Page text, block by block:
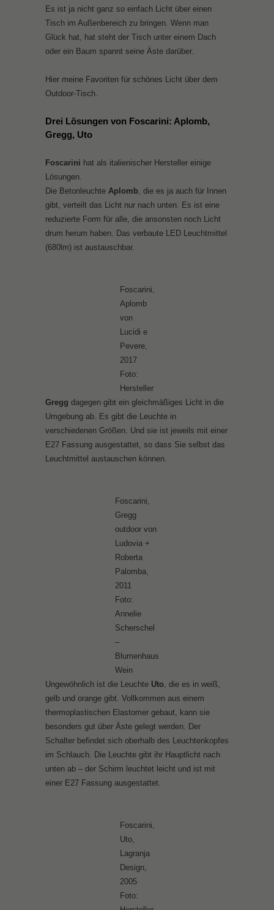
Es ist ja nicht ganz so einfach Licht über einen
Tisch im Außenbereich zu bringen. Wenn man
Glück hat, hat steht der Tisch unter einem Dach
oder ein Baum spannt seine Äste darüber.
Hier meine Favoriten für schönes Licht über dem
Outdoor-Tisch.
Drei Lösungen von Foscarini: Aplomb,
Gregg, Uto
Foscarini hat als italienischer Hersteller einige
Lösungen.
Die Betonleuchte Aplomb , die es ja auch für Innen
gibt, verteilt das Licht nur nach unten. Es ist eine
reduzierte Form für alle, die ansonsten noch Licht
drum herum haben. Das verbaute LED Leuchtmittel
(680lm) ist austauschbar.
Foscarini,
Aplomb
von
Lucidi e
Pevere,
2017
Foto:
Hersteller
Gregg dagegen gibt ein gleichmäßiges Licht in die
Umgebung ab. Es gibt die Leuchte in
verschiedenen Größen. Und sie ist jeweils mit einer
E27 Fassung ausgestattet, so dass Sie selbst das
Leuchtmittel austauschen können.
Foscarini,
Gregg
outdoor von
Ludovia +
Roberta
Palomba,
2011
Foto:
Annelie
Scherschel
–
Blumenhaus
Wein
Ungewöhnlich ist die Leuchte Uto , die es in weiß,
gelb und orange gibt. Vollkommen aus einem
thermoplastischen Elastomer gebaut, kann sie
besonders gut über Äste gelegt werden. Der
Schalter befindet sich oberhalb des Leuchtenkopfes
im Schlauch. Die Leuchte gibt ihr Hauptlicht nach
unten ab – der Schirm leuchtet leicht und ist mit
einer E27 Fassung ausgestattet.
Foscarini,
Uto,
Lagranja
Design,
2005
Foto: